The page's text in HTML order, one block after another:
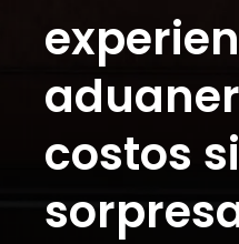
costos